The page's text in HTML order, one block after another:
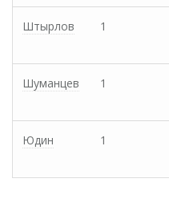
Штырлов 1
Шуманцев 1
Юдин 1